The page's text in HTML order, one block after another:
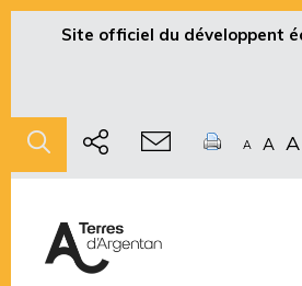
Site officiel du développent
A A A